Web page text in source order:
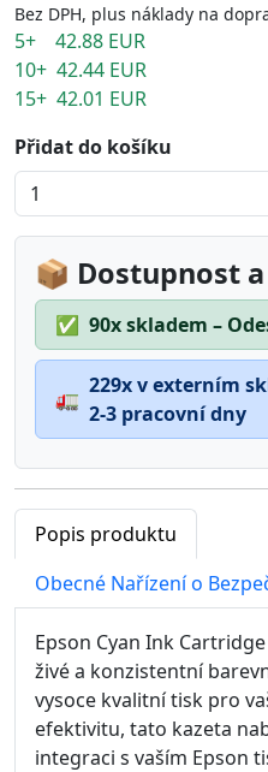
Bez DPH, plus náklady na
5+ 42.88 EUR
10+ 42.44 EUR
15+ 42.01 EUR
Přidat do košíku
📦 Dostupnost
✅ 90x skladem –
🚛
229x v externím
2-3 pracovní dny
Popis produktu
Obecné Nařízení o
Epson Cyan Ink
živé a konzistentní
vysoce kvalitní tisk pro
efektivitu, tato kazeta
integraci s vaším Epson